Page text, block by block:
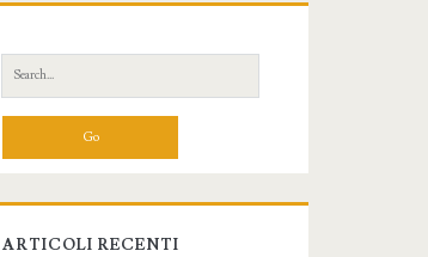
Search
for:
ARTICOLI RECENTI